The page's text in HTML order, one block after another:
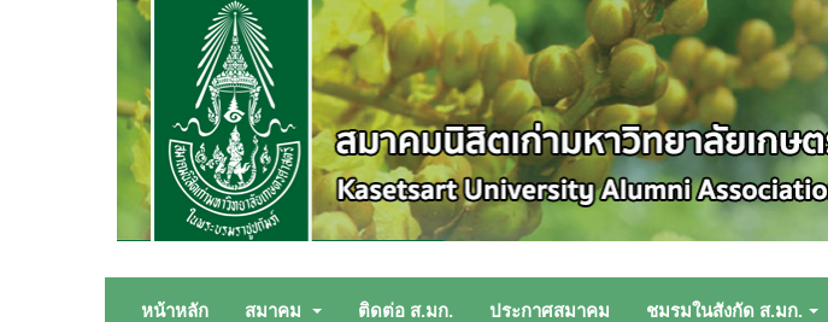
หน้าหลัก สมาคม ติดต่อ ส.มก. ประกาศสมาคม ชมรมในสังกัด ส.มก.